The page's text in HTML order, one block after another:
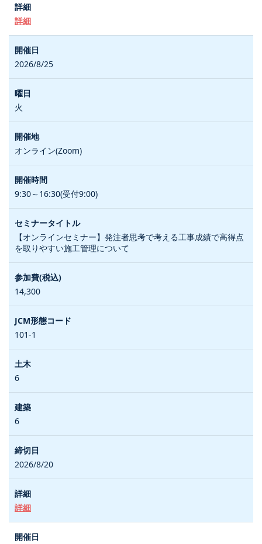
詳細
2026/8/25
火
オンライン(Zoom)
9:30～16:30(受付9:00)
【オンラインセミナー】発注者思考で考える工事成績で高得点
を取りやすい施工管理について
14,300
101-1
6
6
2026/8/20
詳細